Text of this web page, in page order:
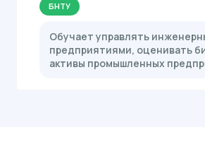
БНТУ
Обучает управлять
предприятиями, оценивать
активы промышленных